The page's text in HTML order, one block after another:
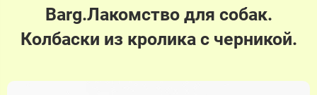
Barg.Лакомство для собак.
Колбаски из кролика с черникой.